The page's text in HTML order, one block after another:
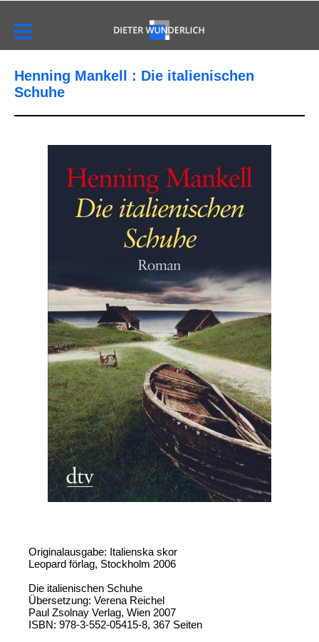
Henning Mankell : Die italienischen
Schuhe
Originalausgabe: Italienska skor
Leopard förlag, Stockholm 2006
Die italienischen Schuhe
Übersetzung: Verena Reichel
Paul Zsolnay Verlag, Wien 2007
ISBN: 978-3-552-05415-8, 367 Seiten